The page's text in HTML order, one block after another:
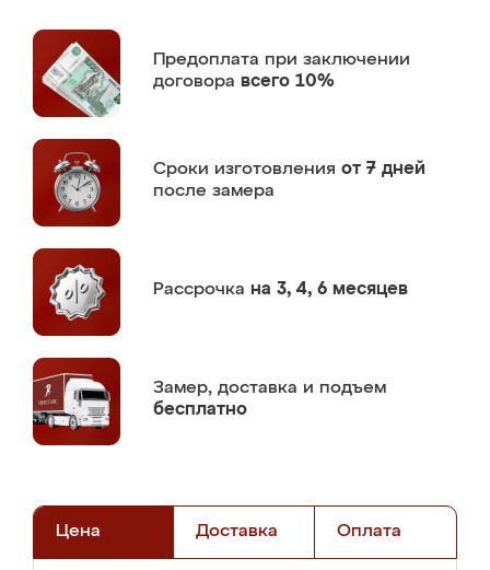
Предоплата при заключении
договора всего 10%
Сроки изготовления от 7 дней
после замера
Рассрочка на 3, 4, 6 месяцев
Замер, доставка и подъем
бесплатно
Цена Доставка Оплата